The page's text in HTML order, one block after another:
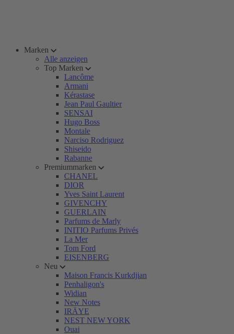
Marken
Alle anzeigen
Top Marken
Lancôme
Armani
Kérastase
Jean Paul Gaultier
SENSAI
Hugo Boss
Montale
Narciso Rodriguez
Shiseido
Rabanne
Premiummarken
CHANEL
DIOR
Yves Saint Laurent
GIVENCHY
GUERLAIN
Parfums de Marly
INITIO Parfums Privés
La Mer
Tom Ford
EISENBERG
Neu
Maison Francis Kurkdjian
Penhaligon's
Widian
New Notes
IRÄYE
NEST NEW YORK
Ouai